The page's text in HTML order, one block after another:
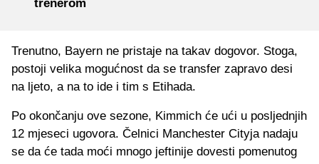
trenerom
Trenutno, Bayern ne pristaje na takav dogovor. Stoga,
postoji velika mogućnost da se transfer zapravo desi
na ljeto, a na to ide i tim s Etihada.
Po okončanju ove sezone, Kimmich će ući u posljednjih
12 mjeseci ugovora. Čelnici Manchester Cityja nadaju
se da će tada moći mnogo jeftinije dovesti pomenutog